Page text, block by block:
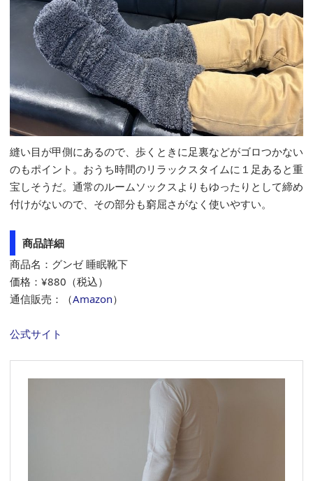
縫い目が甲側にあるので、歩くときに足裏などがゴロつかない
のもポイント。おうち時間のリラックスタイムに１足あると重
宝しそうだ。通常のルームソックスよりもゆったりとして締め
付けがないので、その部分も窮屈さがなく使いやすい。
商品詳細
商品名：グンゼ 睡眠靴下
価格：¥880（税込）
通信販売：（Amazon）
公式サイト